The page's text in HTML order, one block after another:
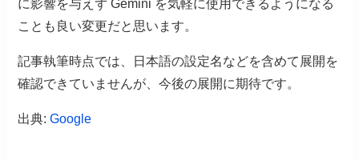
に影響を与えず Gemini を気軽に使用できるようになる
ことも良い変更だと思います。
記事執筆時点では、日本語の設定名などを含めて展開を
確認できていませんが、今後の展開に期待です。
出典:Google